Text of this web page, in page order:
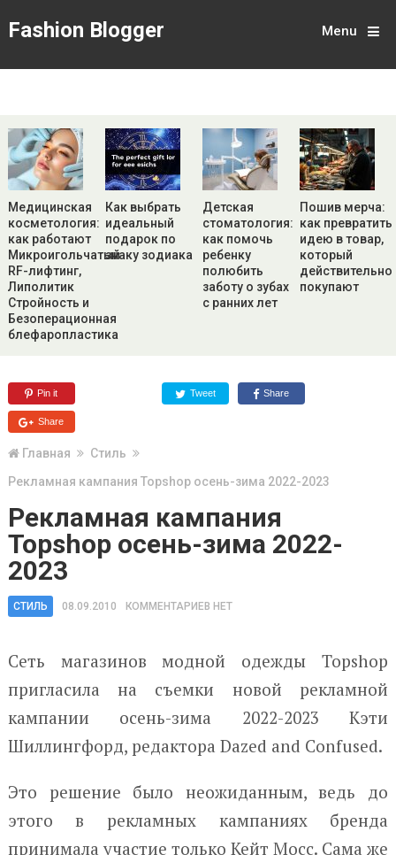
Fashion Blogger Menu
Медицинская
косметология:
как работают
Микроигольчатый
RF-лифтинг,
Липолитик
Стройность и
Безоперационная
блефаропластика
Как выбрать
идеальный
подарок по
знаку зодиака
Детская
стоматология:
как помочь
ребенку
полюбить
заботу о зубах
с ранних лет
Пошив мерча:
как превратить
идею в товар,
который
действительно
покупают
Pin it Tweet Share
Share
Главная
Стиль
Рекламная кампания Topshop осень-зима 2022-2023
Рекламная кампания
Topshop осень-зима 2022-
2023
СТИЛЬ 08.09.2010 КОММЕНТАРИЕВ НЕТ
Сеть магазинов модной одежды Topshop
пригласила на съемки новой рекламной
кампании осень-зима 2022-2023 Кэти
Шиллингфорд, редактора Dazed and Confused.
Это решение было неожиданным, ведь до
этого в рекламных кампаниях бренда
принимала участие только Кейт Мосс. Сама же